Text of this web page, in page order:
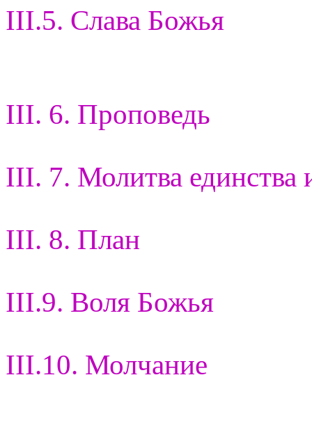
III.5. Слава Божья
III. 6. Проповедь
III. 7. Молитва единства
III. 8. План
III.9. Воля Божья
III.10. Молчание